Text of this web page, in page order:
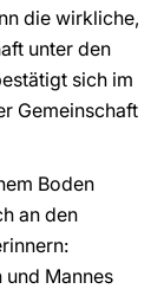
die wirkliche,
unter den
sich im
Gemeinschaft
Boden
an den
und Mannes